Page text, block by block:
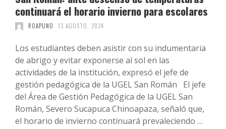
continuará el horario invierno para escolares
ROAPUNO 13 AGOSTO, 2024
Los estudiantes deben asistir con su indumentaria
de abrigo y evitar exponerse al sol en las
actividades de la institución, expresó el jefe de
gestión pedagógica de la UGEL San Román El jefe
del Área de Gestión Pedagógica de la UGEL San
Román, Severo Sucapuca Chinoapaza, señaló que,
el horario de invierno continuará prevaleciendo …